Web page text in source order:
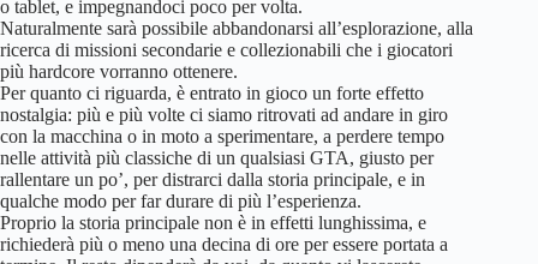
o tablet, e impegnandoci poco per volta.
Naturalmente sarà possibile abbandonarsi all’esplorazione, alla
ricerca di missioni secondarie e collezionabili che i giocatori
più hardcore vorranno ottenere.
Per quanto ci riguarda, è entrato in gioco un forte effetto
nostalgia: più e più volte ci siamo ritrovati ad andare in giro
con la macchina o in moto a sperimentare, a perdere tempo
nelle attività più classiche di un qualsiasi GTA, giusto per
rallentare un po’, per distrarci dalla storia principale, e in
qualche modo per far durare di più l’esperienza.
Proprio la storia principale non è in effetti lunghissima, e
richiederà più o meno una decina di ore per essere portata a